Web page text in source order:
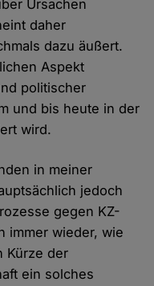
Ursachen
daher
dazu äußert.
Aspekt
politischer
und bis heute in der
wird.
in meiner
jedoch
gegen KZ-
immer wieder, wie
Kürze der
ein solches